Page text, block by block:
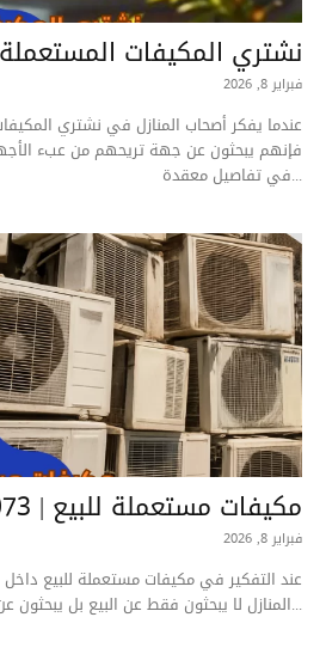
نشتري المكيفات المستعملة |
فبراير 8, 2026
عندما يفكر أصحاب المنازل في نشتري
فإنهم يبحثون عن جهة تريحهم من عبء
في تفاصيل معقدة...
مكيفات مستعملة للبيع | 67773073
فبراير 8, 2026
عند التفكير في مكيفات مستعملة للبيع
المنازل لا يبحثون فقط عن البيع بل يبحثون عن طريقة مريحة تخلصهم...